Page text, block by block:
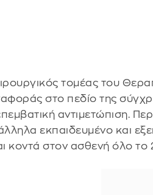
τομέας του
στο πεδίο της
αντιμετώπιση.
εκπαιδευμένο και
κοντά στον ασθενή όλο